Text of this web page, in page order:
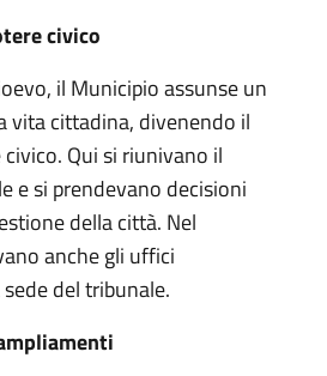
civico
il Municipio assunse un
vita cittadina, divenendo il
Qui si riunivano il
e si prendevano decisioni
della città. Nel
anche gli uffici
del tribunale.